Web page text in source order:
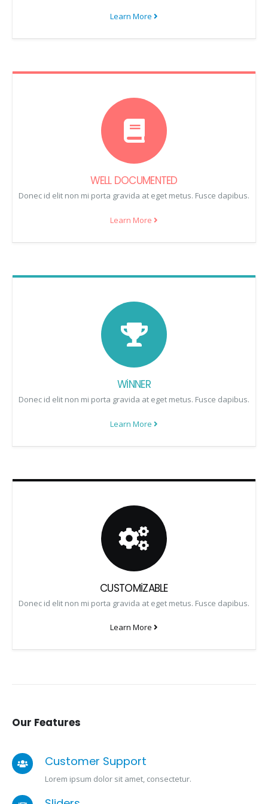
Learn More
WELL DOCUMENTED
Donec id elit non mi porta gravida at eget metus. Fusce dapibus.
Learn More
WINNER
Donec id elit non mi porta gravida at eget metus. Fusce dapibus.
Learn More
CUSTOMIZABLE
Donec id elit non mi porta gravida at eget metus. Fusce dapibus.
Learn More
Our Features
Customer Support
Lorem ipsum dolor sit amet, consectetur.